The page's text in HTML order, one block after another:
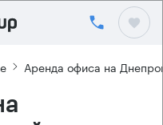
Аренда офиса на